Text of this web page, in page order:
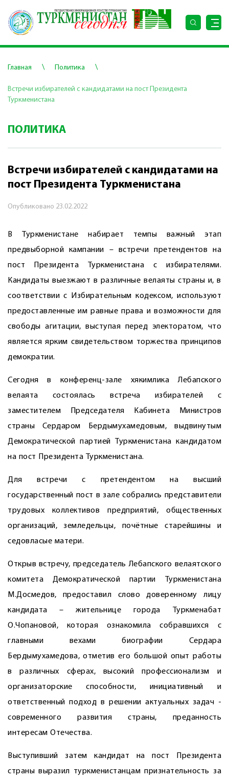
Главная \ Политика \
Встречи избирателей с кандидатами на пост Президента
Туркменистана
ПОЛИТИКА
Встречи избирателей с кандидатами на
пост Президента Туркменистана
Опубликовано 23.02.2022
В Туркменистане набирает темпы важный этап
предвыборной кампании – встречи претендентов на
пост Президента Туркменистана с избирателями.
Кандидаты выезжают в различные велаяты страны и, в
соответствии с Избирательным кодексом, используют
предоставленные им равные права и возможности для
свободы агитации, выступая перед электоратом, что
является ярким свидетельством торжества принципов
демократии.
Сегодня в конференц-зале хякимлика Лебапского
велаята состоялась встреча избирателей с
заместителем Председателя Кабинета Министров
страны Сердаром Бердымухамедовым, выдвинутым
Демократической партией Туркменистана кандидатом
на пост Президента Туркменистана.
Для встречи с претендентом на высший
государственный пост в зале собрались представители
трудовых коллективов предприятий, общественных
организаций, земледельцы, почётные старейшины и
седовласые матери.
Открыв встречу, председатель Лебапского велаятского
комитета Демократической партии Туркменистана
М.Досмедов, предоставил слово доверенному лицу
кандидата – жительнице города Туркменабат
О.Чопановой, которая ознакомила собравшихся с
главными вехами биографии Сердара
Бердымухамедова, отметив его большой опыт работы
в различных сферах, высокий профессионализм и
организаторские способности, инициативный и
ответственный подход в решении актуальных задач ­
современного развития страны, преданность
интересам Отечества.
Выступивший затем кандидат на пост Президента
страны выразил туркменис­танцам признательность за